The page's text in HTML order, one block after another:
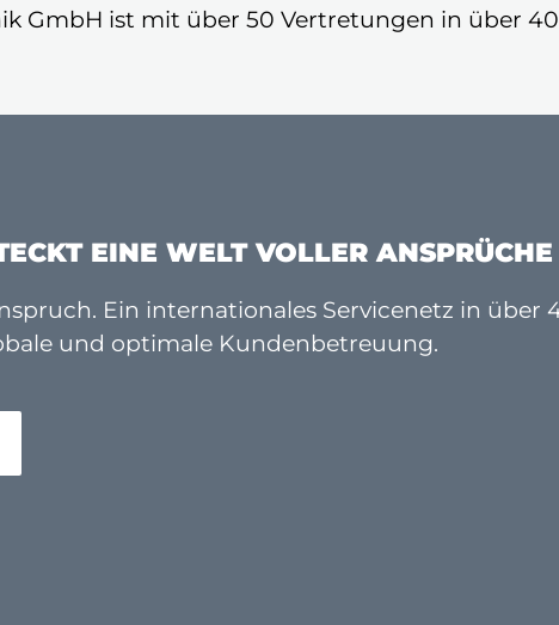
GmbH ist mit über 50 Vertretungen in über
EINE WELT VOLLER ANSPRÜCHE
Ein internationales Servicenetz in über
und optimale Kundenbetreuung.